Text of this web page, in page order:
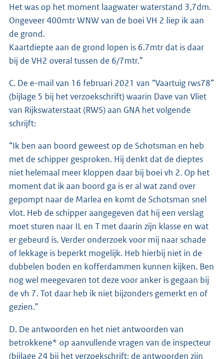
Het was op het moment laagwater waterstand 3,7dm.
Ongeveer 400mtr WNW van de boei VH 2 liep ik aan
de grond.
Kaartdiepte aan de grond lopen is 6.7mtr dat is daar
bij de VH2 overal tussen de 6/7mtr.”
C. De e-mail van 16 februari 2021 van “Vaartuig rws78”
(bijlage 5 bij het verzoekschrift) waarin Dave van Vliet
van Rijkswaterstaat (RWS) aan GNA het volgende
schrijft:
“Ik ben aan boord geweest op de Schotsman en heb
met de schipper gesproken. Hij denkt dat de dieptes
niet helemaal meer kloppen daar bij boei vh 2. Op het
moment dat ik aan boord ga is er al wat zand over
gepompt naar de Marlea en komt de Schotsman snel
vlot. Heb de schipper aangegeven dat hij een verslag
moet sturen naar IL en T met daarin zijn klasse en wat
er gebeurd is. Verder onderzoek voor mij naar schade
of lekkage is beperkt mogelijk. Heb hierbij niet in de
dubbelen boden en kofferdammen kunnen kijken. Ben
nog wel meegevaren tot deze voor anker is gegaan bij
de vh 7. Tot daar heb ik niet bijzonders gemerkt en of
gezien.”
D. De antwoorden en het niet antwoorden van
betrokkene* op aanvullende vragen van de inspecteur
(bijlage 24 bij het verzoekschrift; de antwoorden zijn